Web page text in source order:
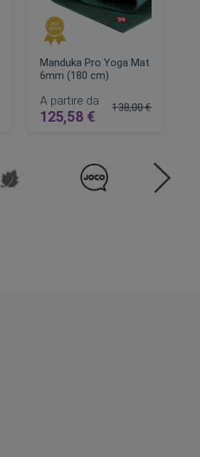
Manduka Pro Yoga Mat
6mm (180 cm)
A partire da
125,58 €
138,00 €